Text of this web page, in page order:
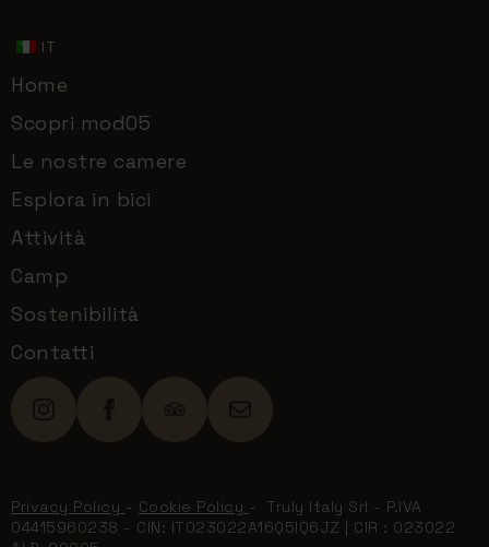
IT
Home
Scopri mod05
Le nostre camere
Esplora in bici
Attività
Camp
Sostenibilità
Contatti
Privacy Policy - Cookie Policy - Truly Italy Srl - P.IVA
04415960238 - CIN: IT023022A16Q5IQ6JZ | CIR : 023022